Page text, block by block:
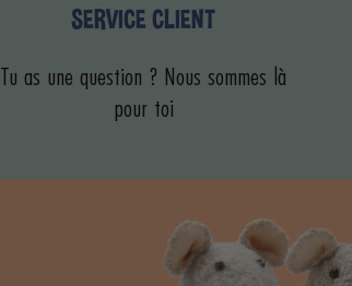
SERVICE CLIENT
Tu as une question ? Nous sommes là
pour toi